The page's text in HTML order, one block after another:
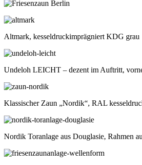
Altmark, kesseldruckimprägniert KDG grau
Undeloh LEICHT – dezent im Auftritt,
Klassischer Zaun „Nordik“, RAL
Nordik Toranlage aus Douglasie, Rahmen